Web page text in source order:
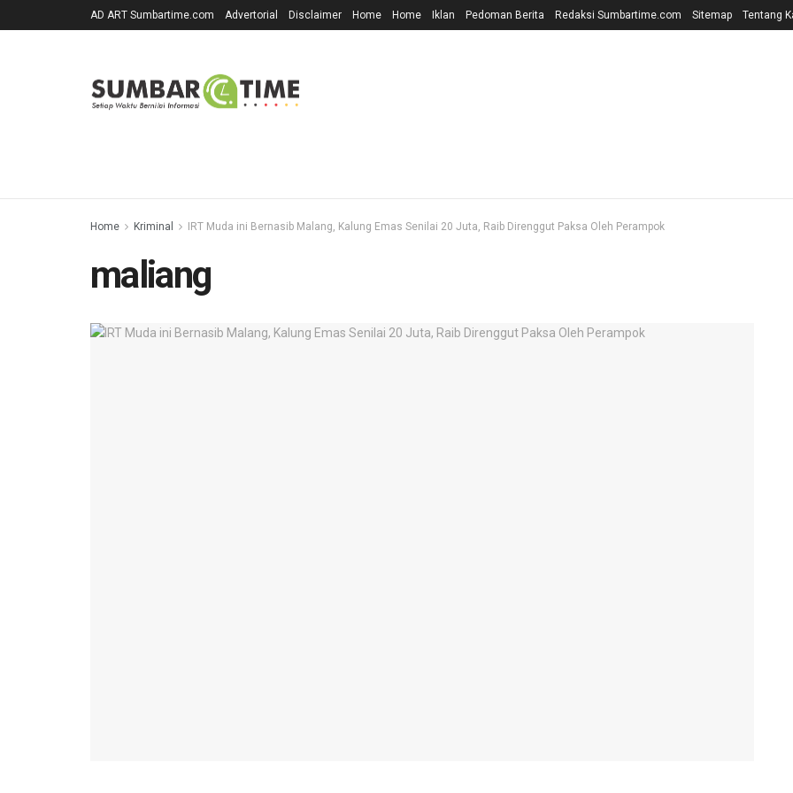
AD ART Sumbartime.com Advertorial Disclaimer Home Home Iklan Pedoman Berita Redaksi Sumbartime.com Sitemap Tentang
Home Kriminal IRT Muda ini Bernasib Malang, Kalung Emas Senilai 20 Juta, Raib Direnggut Paksa Oleh Perampok
maliang